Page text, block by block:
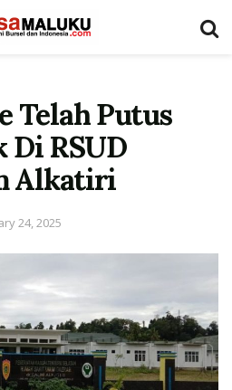
Telah Putus
RSUD
Alkatiri
24, 2025